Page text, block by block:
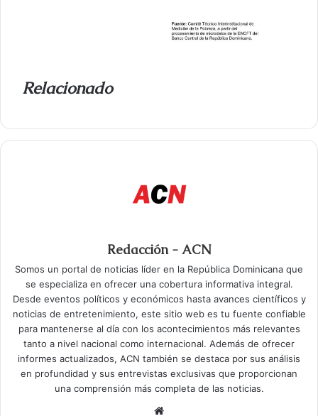
Relacionado
Redacción - ACN
Somos un portal de noticias líder en la República Dominicana que
se especializa en ofrecer una cobertura informativa integral.
Desde eventos políticos y económicos hasta avances científicos y
noticias de entretenimiento, este sitio web es tu fuente confiable
para mantenerse al día con los acontecimientos más relevantes
tanto a nivel nacional como internacional. Además de ofrecer
informes actualizados, ACN también se destaca por sus análisis
en profundidad y sus entrevistas exclusivas que proporcionan
una comprensión más completa de las noticias.